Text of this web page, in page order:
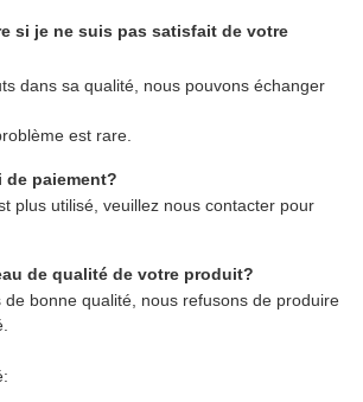
si je ne suis pas satisfait de votre
dans sa qualité, nous pouvons échanger
est rare.
de paiement?
plus utilisé, veuillez nous contacter pour
de qualité de votre produit?
de bonne qualité, nous refusons de produire